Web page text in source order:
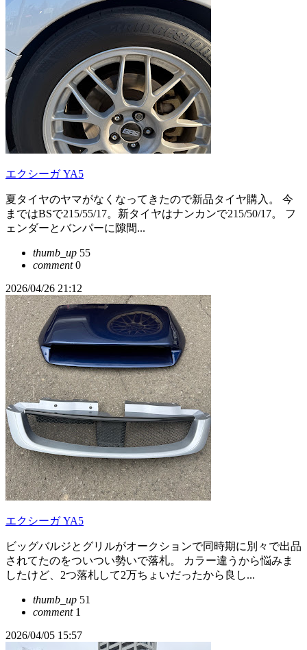
エクシーガ YA5
夏タイヤのヤマがなくなってきたので新品タイヤ購入。 今
まではBSで215/55/17。新タイヤはナンカンで215/50/17。 フ
ェンダーとバンパーに隙間...
thumb_up 55
comment0
2026/04/26 21:12
エクシーガ YA5
ビッグバルジとグリルがオークションで同時期に別々で出品
されてたのをついつい勢いで落札。 カラー違うから悩みま
したけど、2つ落札して2万ちょいだったから良し...
thumb_up 51
comment1
2026/04/05 15:57